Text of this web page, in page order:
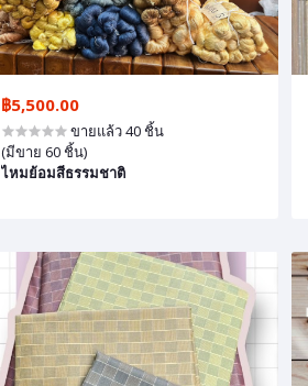
฿5,500.00
ขายแล้ว 40 ชิ้น
(มีขาย 60 ชิ้น)
ไหมย้อมสีธรรมชาติ